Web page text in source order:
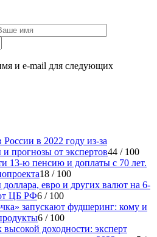
и e-mail для следующих
в 2022 году из-за
прогнозы от экспертов44 / 100
13-ю пенсию и доплаты с 70 лет.
18 / 100
евро и других валют на 6-
ЦБ РФ6 / 100
запускают фудшеринг: кому и
6 / 100
доходности: эксперт